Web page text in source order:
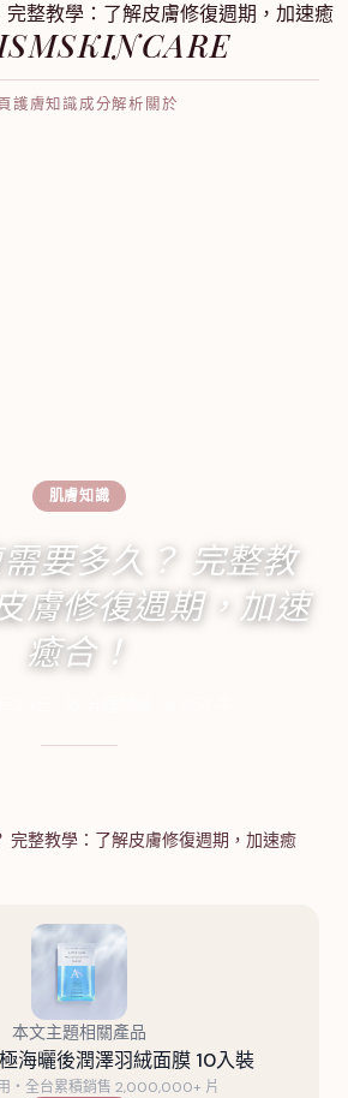
護膚知識成分解析關於
肌膚知識
要多久？ 完整教
膚修復週期，加速
癒合！
完整教學：了解皮膚修復週期，加速癒
本文主題相關產品
海曬後潤澤羽絨面膜 10入裝
・全台累積銷售 2,000,000+ 片